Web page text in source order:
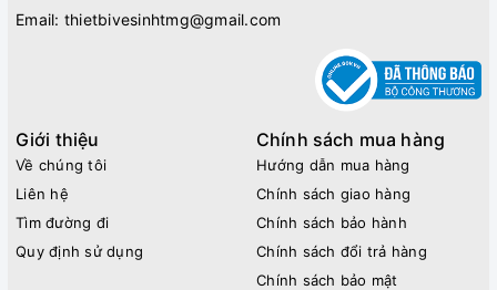
Email: thietbivesinhtmg@gmail.com
Giới thiệu
Về chúng tôi
Liên hệ
Tìm đường đi
Quy định sử dụng
Chính sách mua hàng
Hướng dẫn mua hàng
Chính sách giao hàng
Chính sách bảo hành
Chính sách đổi trả hàng
Chính sách bảo mật